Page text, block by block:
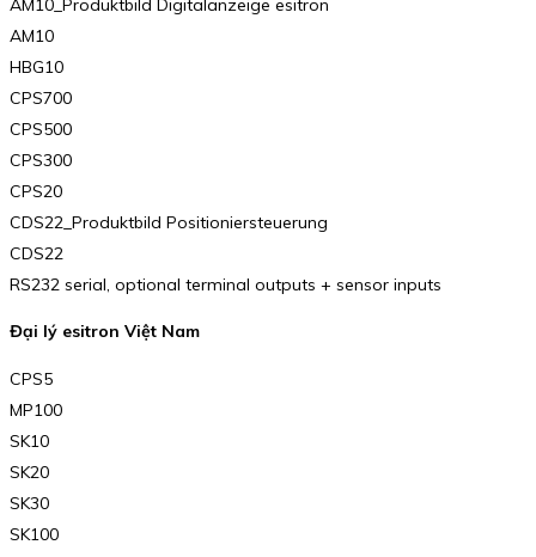
AM10
HBG10
CPS700
CPS500
CPS300
CPS20
CDS22_Produktbild Positioniersteuerung
CDS22
RS232 serial, optional terminal outputs + sensor inputs
Đại lý esitron Việt Nam
CPS5
MP100
SK10
SK20
SK30
SK100